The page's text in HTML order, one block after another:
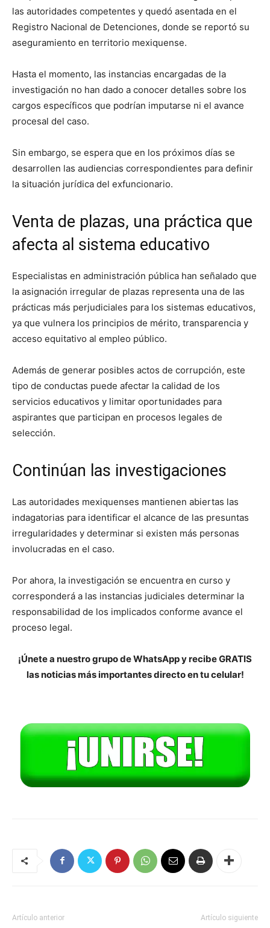
las autoridades competentes y quedó asentada en el
Registro Nacional de Detenciones, donde se reportó su
aseguramiento en territorio mexiquense.
Hasta el momento, las instancias encargadas de la
investigación no han dado a conocer detalles sobre los
cargos específicos que podrían imputarse ni el avance
procesal del caso.
Sin embargo, se espera que en los próximos días se
desarrollen las audiencias correspondientes para definir
la situación jurídica del exfuncionario.
Venta de plazas, una práctica que
afecta al sistema educativo
Especialistas en administración pública han señalado que
la asignación irregular de plazas representa una de las
prácticas más perjudiciales para los sistemas educativos,
ya que vulnera los principios de mérito, transparencia y
acceso equitativo al empleo público.
Además de generar posibles actos de corrupción, este
tipo de conductas puede afectar la calidad de los
servicios educativos y limitar oportunidades para
aspirantes que participan en procesos legales de
selección.
Continúan las investigaciones
Las autoridades mexiquenses mantienen abiertas las
indagatorias para identificar el alcance de las presuntas
irregularidades y determinar si existen más personas
involucradas en el caso.
Por ahora, la investigación se encuentra en curso y
corresponderá a las instancias judiciales determinar la
responsabilidad de los implicados conforme avance el
proceso legal.
¡Únete a nuestro grupo de WhatsApp y recibe GRATIS
las noticias más importantes directo en tu celular!
Artículo anterior Artículo siguiente